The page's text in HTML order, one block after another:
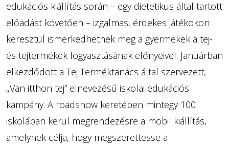
edukációs kiállítás során – egy dietetikus által tartott
előadást követően – izgalmas, érdekes játékokon
keresztül ismerkedhetnek meg a gyermekek a tej-
és tejtermékek fogyasztásának előnyeivel. Januárban
elkezdődött a Tej Terméktanács által szervezett,
„Van itthon tej” elnevezésű iskolai edukációs
kampány. A roadshow keretében mintegy 100
iskolában kerül megrendezésre a mobil kiállítás,
amelynek célja, hogy megszerettesse a